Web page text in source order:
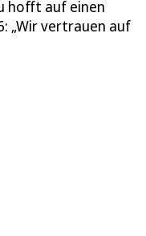
hofft auf einen
„Wir vertrauen auf